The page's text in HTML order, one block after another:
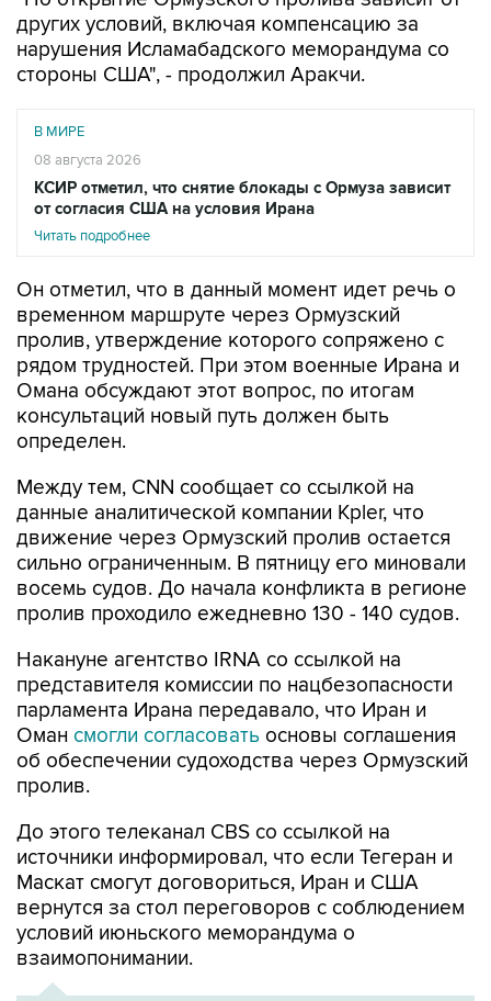
других условий, включая компенсацию за
нарушения Исламабадского меморандума со
стороны США", - продолжил Аракчи.
В МИРЕ
08 августа 2026
КСИР отметил, что снятие блокады с Ормуза зависит
от согласия США на условия Ирана
Читать подробнее
Он отметил, что в данный момент идет речь о
временном маршруте через Ормузский
пролив, утверждение которого сопряжено с
рядом трудностей. При этом военные Ирана и
Омана обсуждают этот вопрос, по итогам
консультаций новый путь должен быть
определен.
Между тем, CNN сообщает со ссылкой на
данные аналитической компании Kpler, что
движение через Ормузский пролив остается
сильно ограниченным. В пятницу его миновали
восемь судов. До начала конфликта в регионе
пролив проходило ежедневно 130 - 140 судов.
Накануне агентство IRNA со ссылкой на
представителя комиссии по нацбезопасности
парламента Ирана передавало, что Иран и
Оман смогли согласовать основы соглашения
об обеспечении судоходства через Ормузский
пролив.
До этого телеканал CBS со ссылкой на
источники информировал, что если Тегеран и
Маскат смогут договориться, Иран и США
вернутся за стол переговоров с соблюдением
условий июньского меморандума о
взаимопонимании.